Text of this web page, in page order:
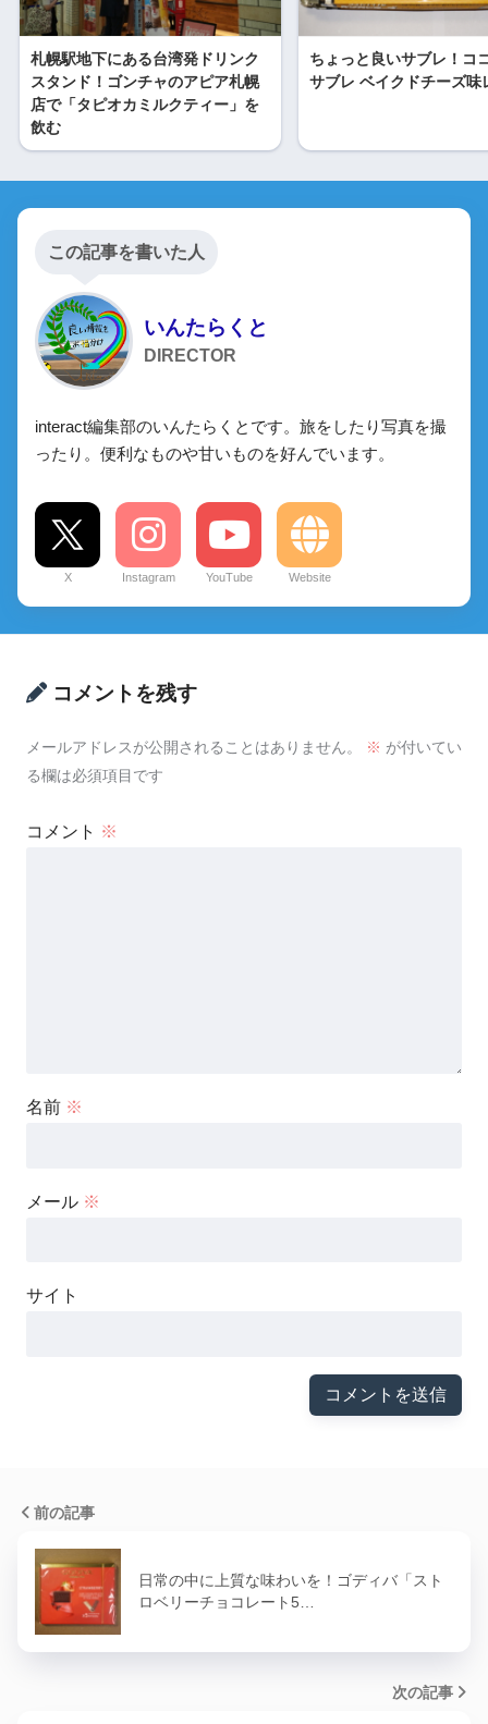
札幌駅地下にある台湾発ドリンク
スタンド！ゴンチャのアピア札幌
店で「タピオカミルクティー」を
飲む
ちょっと良いサブレ！コ
サブレ ベイクドチーズ味
この記事を書いた人
いんたらくと
DIRECTOR
interact編集部のいんたらくとです。旅をしたり写真を撮
ったり。便利なものや甘いものを好んでいます。
X Instagram YouTube Website
コメントを残す
メールアドレスが公開されることはありません。 ※ が付いてい
る欄は必須項目です
コメント ※
名前 ※
メール ※
サイト
前の記事
日常の中に上質な味わいを！ゴディバ「スト
ロベリーチョコレート5…
次の記事